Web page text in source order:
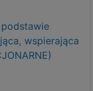
podstawie
wspierająca